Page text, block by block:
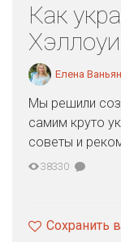
Как
Елена
Мы решили
самим круто
советы и
38330
Сохранить